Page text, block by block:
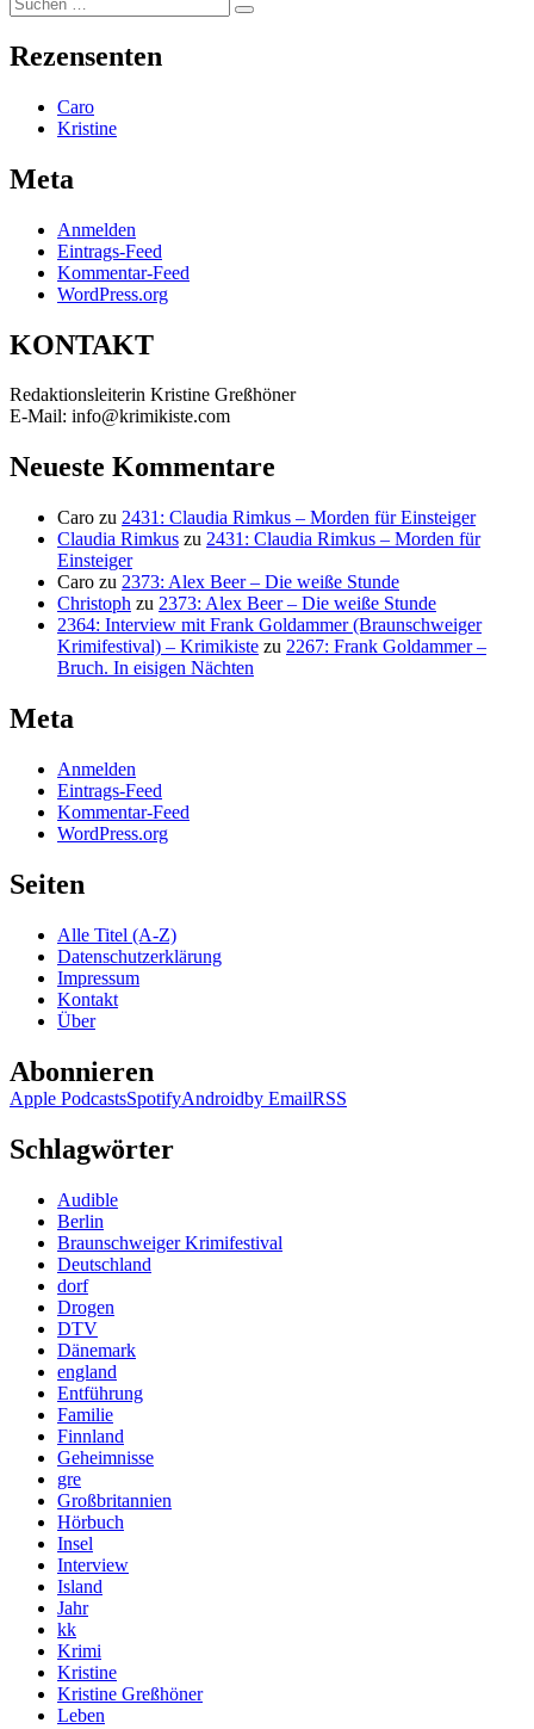
nach:
Suchen
Rezensenten
Caro
Kristine
Meta
Anmelden
Eintrags-Feed
Kommentar-Feed
WordPress.org
KONTAKT
Redaktionsleiterin Kristine Greßhöner
E-Mail: info@krimikiste.com
Neueste Kommentare
Caro zu 2431: Claudia Rimkus – Morden für Einsteiger
Claudia Rimkus zu 2431: Claudia Rimkus – Morden für
Einsteiger
Caro zu 2373: Alex Beer – Die weiße Stunde
Christoph zu 2373: Alex Beer – Die weiße Stunde
2364: Interview mit Frank Goldammer (Braunschweiger
Krimifestival) – Krimikiste zu 2267: Frank Goldammer –
Bruch. In eisigen Nächten
Meta
Anmelden
Eintrags-Feed
Kommentar-Feed
WordPress.org
Seiten
Alle Titel (A-Z)
Datenschutzerklärung
Impressum
Kontakt
Über
Abonnieren
Apple PodcastsSpotifyAndroidby EmailRSS
Schlagwörter
Audible
Berlin
Braunschweiger Krimifestival
Deutschland
dorf
Drogen
DTV
Dänemark
england
Entführung
Familie
Finnland
Geheimnisse
gre
Großbritannien
Hörbuch
Insel
Interview
Island
Jahr
kk
Krimi
Kristine
Kristine Greßhöner
Leben